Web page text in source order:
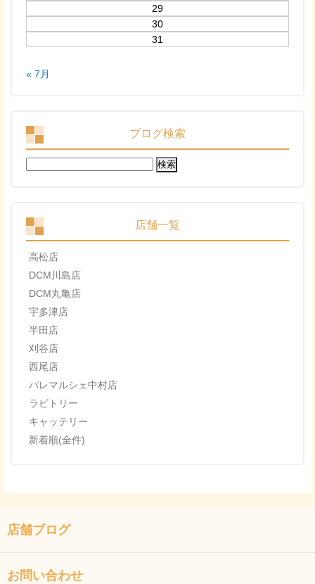
29
30
31
« 7月
ブログ検索
検
索:
店舗一覧
高松店
DCM川島店
DCM丸亀店
宇多津店
半田店
刈谷店
西尾店
パレマルシェ中村店
ラビトリー
キャッテリー
新着順(全件)
店舗ブログ
お問い合わせ